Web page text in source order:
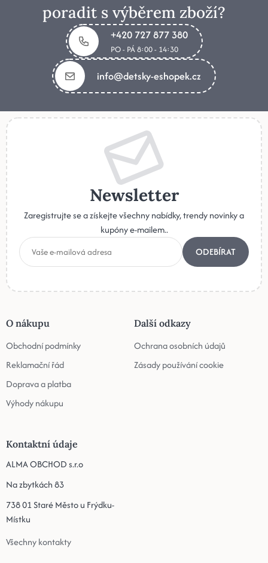
poradit s výběrem zboží?
+420 727 877 380
PO - PÁ 8:00 - 14:30
info@detsky-eshopek.cz
Newsletter
Zaregistrujte se a získejte všechny nabídky, trendy novinky a
kupóny e-mailem..
ODEBÍRAT
O nákupu
Obchodní podmínky
Reklamační řád
Doprava a platba
Výhody nákupu
Další odkazy
Ochrana osobních údajů
Zásady používání cookie
Kontaktní údaje
ALMA OBCHOD s.r.o
Na zbytkách 83
738 01 Staré Město u Frýdku-
Místku
Všechny kontakty